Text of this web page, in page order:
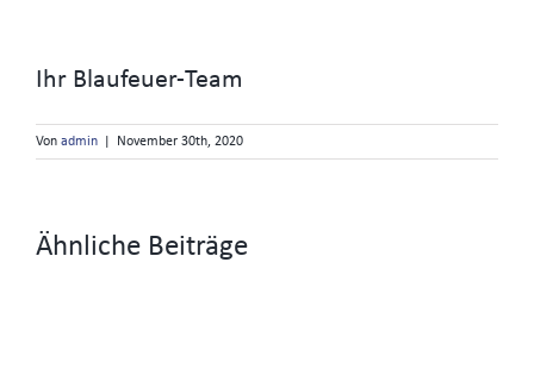
Ihr Blaufeuer-Team
Von admin November 30th, 2020
Ähnliche Beiträge